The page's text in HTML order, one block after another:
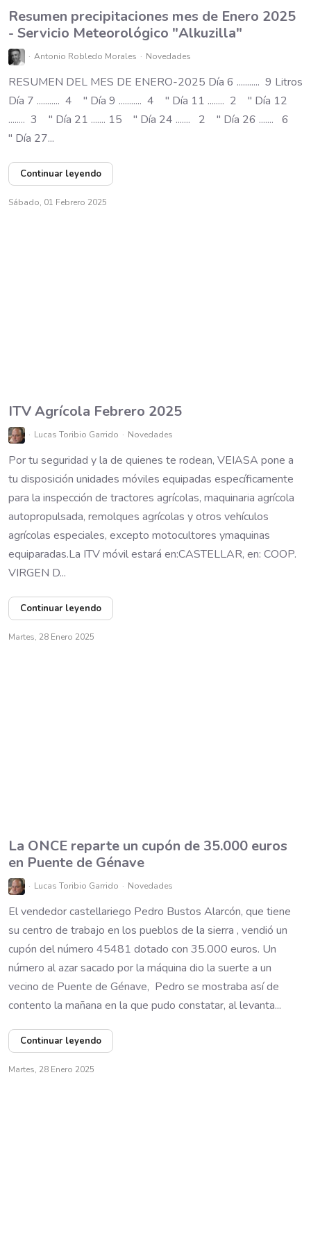
Resumen precipitaciones mes de Enero 2025
- Servicio Meteorológico "Alkuzilla"
Antonio Robledo Morales Novedades
RESUMEN DEL MES DE ENERO-2025 Día 6 ........... 9 Litros
Día 7 ........... 4 " Día 9 ........... 4 " Día 11 ........ 2 " Día 12
........ 3 " Día 21 ....... 15 " Día 24 ....... 2 " Día 26 ....... 6
" Día 27...
Continuar leyendo
Sábado, 01 Febrero 2025
ITV Agrícola Febrero 2025
Lucas Toribio Garrido Novedades
Por tu seguridad y la de quienes te rodean, VEIASA pone a
tu disposición unidades móviles equipadas específicamente
para la inspección de tractores agrícolas, maquinaria agrícola
autopropulsada, remolques agrícolas y otros vehículos
agrícolas especiales, excepto motocultores ymaquinas
equiparadas.La ITV móvil estará en:CASTELLAR, en: COOP.
VIRGEN D...
Continuar leyendo
Martes, 28 Enero 2025
La ONCE reparte un cupón de 35.000 euros
en Puente de Génave
Lucas Toribio Garrido Novedades
El vendedor castellariego Pedro Bustos Alarcón, que tiene
su centro de trabajo en los pueblos de la sierra , vendió un
cupón del número 45481 dotado con 35.000 euros. Un
número al azar sacado por la máquina dio la suerte a un
vecino de Puente de Génave, Pedro se mostraba así de
contento la mañana en la que pudo constatar, al levanta...
Continuar leyendo
Martes, 28 Enero 2025